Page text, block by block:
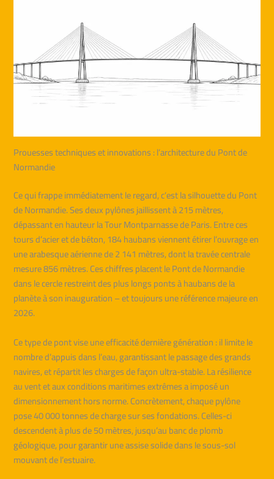
Prouesses techniques et innovations : l’architecture du Pont de
Normandie
Ce qui frappe immédiatement le regard, c’est la silhouette du Pont
de Normandie. Ses deux pylônes jaillissent à 215 mètres,
dépassant en hauteur la Tour Montparnasse de Paris. Entre ces
tours d’acier et de béton, 184 haubans viennent étirer l’ouvrage en
une arabesque aérienne de 2 141 mètres, dont la travée centrale
mesure 856 mètres. Ces chiffres placent le Pont de Normandie
dans le cercle restreint des plus longs ponts à haubans de la
planète à son inauguration – et toujours une référence majeure en
2026.
Ce type de pont vise une efficacité dernière génération : il limite le
nombre d’appuis dans l’eau, garantissant le passage des grands
navires, et répartit les charges de façon ultra-stable. La résilience
au vent et aux conditions maritimes extrêmes a imposé un
dimensionnement hors norme. Concrètement, chaque pylône
pose 40 000 tonnes de charge sur ses fondations. Celles-ci
descendent à plus de 50 mètres, jusqu’au banc de plomb
géologique, pour garantir une assise solide dans le sous-sol
mouvant de l’estuaire.